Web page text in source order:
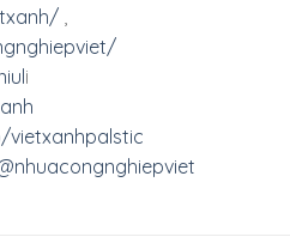
,
i